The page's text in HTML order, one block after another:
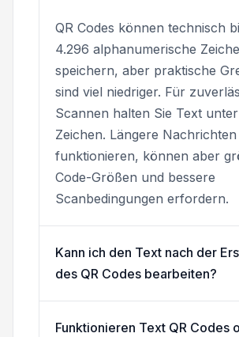
QR Codes können technisch
4.296 alphanumerische
speichern, aber praktische
sind viel niedriger. Für
Scannen halten Sie Text
Zeichen. Längere Nachrichten
funktionieren, können aber
Code-Größen und bessere
Scanbedingungen erfordern.
Kann ich den Text nach der
des QR Codes bearbeiten?
Funktionieren Text QR Codes